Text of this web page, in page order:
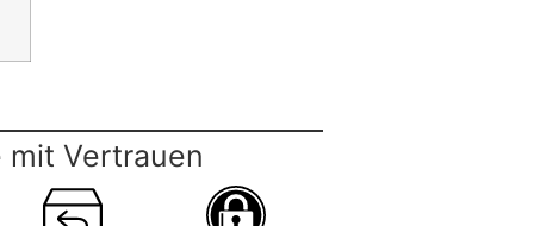
mit Vertrauen